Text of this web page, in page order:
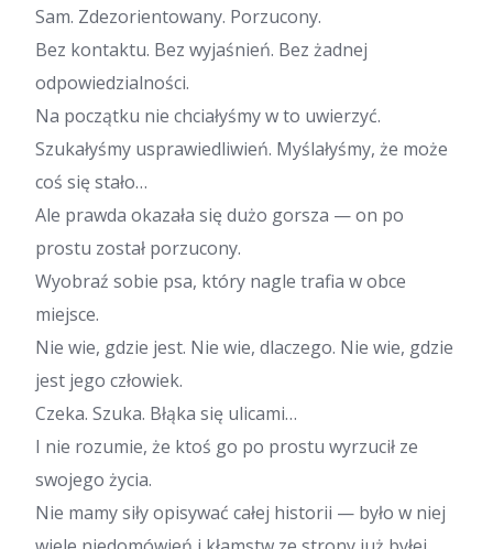
Sam. Zdezorientowany. Porzucony.
Bez kontaktu. Bez wyjaśnień. Bez żadnej
odpowiedzialności.
Na początku nie chciałyśmy w to uwierzyć.
Szukałyśmy usprawiedliwień. Myślałyśmy, że może
coś się stało…
Ale prawda okazała się dużo gorsza — on po
prostu został porzucony.
Wyobraź sobie psa, który nagle trafia w obce
miejsce.
Nie wie, gdzie jest. Nie wie, dlaczego. Nie wie, gdzie
jest jego człowiek.
Czeka. Szuka. Błąka się ulicami…
I nie rozumie, że ktoś go po prostu wyrzucił ze
swojego życia.
Nie mamy siły opisywać całej historii — było w niej